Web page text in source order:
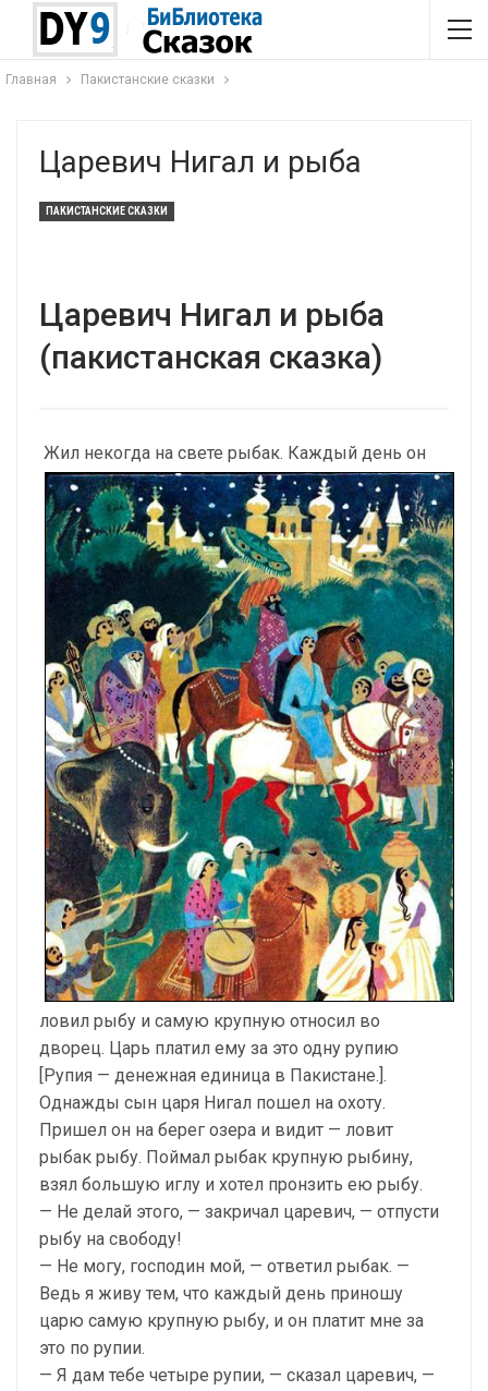
Главная Пакистанские сказки
Царевич Нигал и рыба
ПАКИСТАНСКИЕ СКАЗКИ
Царевич Нигал и рыба
(пакистанская сказка)
Жил некогда на свете рыбак. Каждый день он
ловил рыбу и самую крупную относил во
дворец. Царь платил ему за это одну рупию
[Рупия — денежная единица в Пакистане.].
Однажды сын царя Нигал пошел на охоту.
Пришел он на берег озера и видит — ловит
рыбак рыбу. Поймал рыбак крупную рыбину,
взял большую иглу и хотел пронзить ею рыбу.
— Не делай этого, — закричал царевич, — отпусти
рыбу на свободу!
— Не могу, господин мой, — ответил рыбак. —
Ведь я живу тем, что каждый день приношу
царю самую крупную рыбу, и он платит мне за
это по рупии.
— Я дам тебе четыре рупии, — сказал царевич, —